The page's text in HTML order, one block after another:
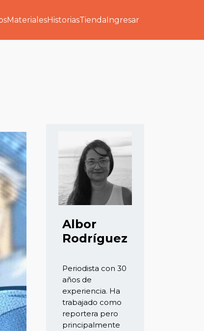
MaterialesHistoriasTiendaIngresar
Albor
Rodríguez
Periodista con 30
años de
experiencia. Ha
trabajado como
reportera pero
principalmente